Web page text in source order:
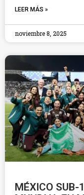
LEER MÁS »
noviembre 8, 2025
MÉXICO SUB-